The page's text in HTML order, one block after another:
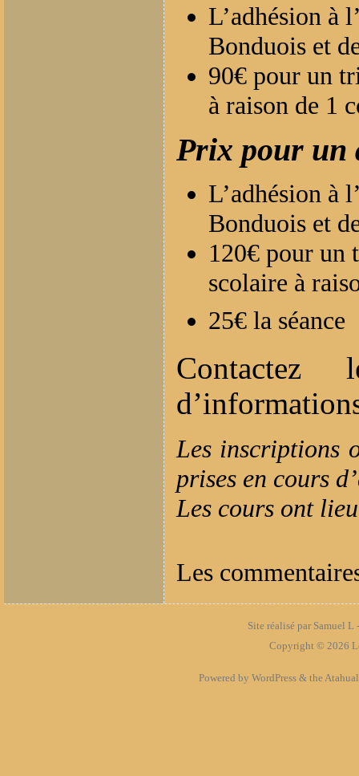
L’adhésion à
Bonduois et
90€ pour un
à raison de 1
Prix pour un
L’adhésion à
Bonduois et
120€ pour un
scolaire à
25€ la séance
Contactez
Les inscriptions
prises en cours
Les cours ont
Les
Site réalisé par Samuel L
Copyright © 2026
Powered by WordPress& the